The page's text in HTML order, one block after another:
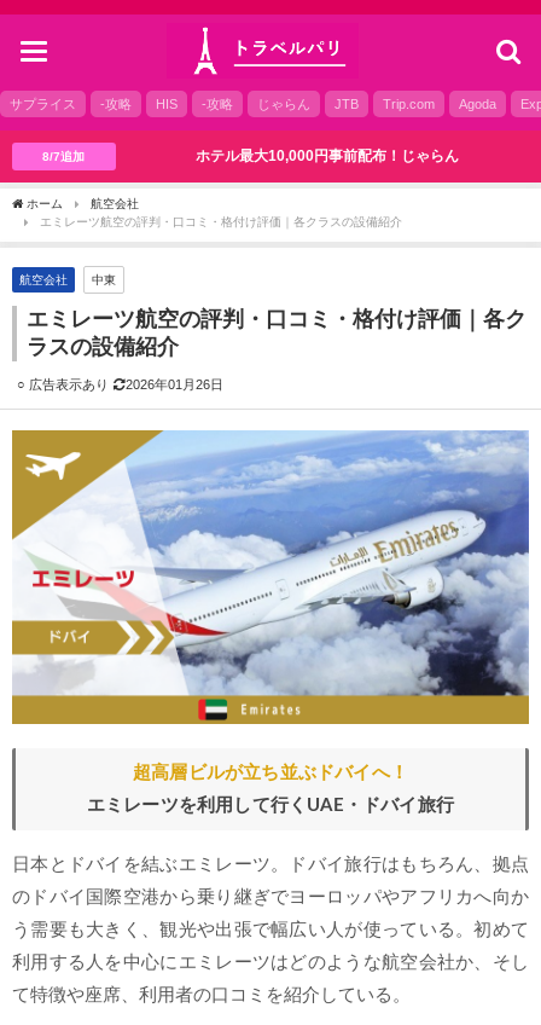
toggle
サプライス -攻略 HIS -攻略 じゃらん JTB Trip.com Agoda
8/7追加 ホテル最大10,000円事前配布！じゃらん
ホーム
航空会社
エミレーツ航空の評判・口コミ・格付け評価｜各クラスの設備紹介
航空会社 中東
エミレーツ航空の評判・口コミ・格付け評価｜各ク
ラスの設備紹介
2026年01月26日
超高層ビルが立ち並ぶドバイへ！
エミレーツを利用して行くUAE・ドバイ旅行
日本とドバイを結ぶエミレーツ。ドバイ旅行はもちろん、拠点
のドバイ国際空港から乗り継ぎでヨーロッパやアフリカへ向か
う需要も大きく、観光や出張で幅広い人が使っている。初めて
利用する人を中心にエミレーツはどのような航空会社か、そし
て特徴や座席、利用者の口コミを紹介している。